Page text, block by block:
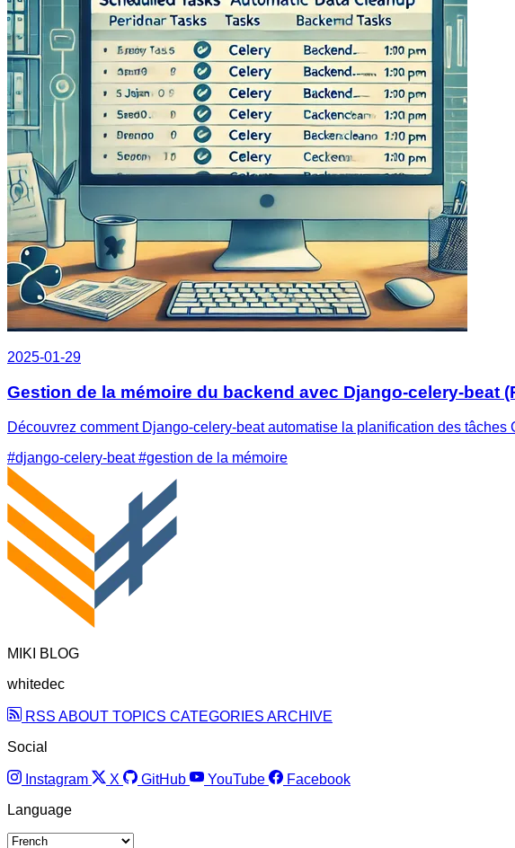
2025-01-29
Gestion de la mémoire du backend avec Django-celery-beat
Découvrez comment Django-celery-beat automatise la planification des
#django-celery-beat#gestion de la mémoire
MIKI BLOG
whitedec
RSS ABOUT TOPICS CATEGORIES ARCHIVE
Social
Instagram X GitHub YouTube
Facebook
Language